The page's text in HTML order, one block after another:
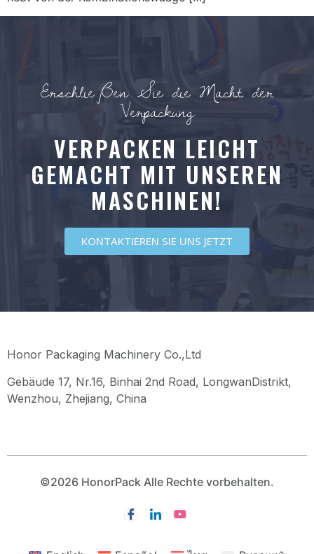
Erschließen Sie die Macht der
Verpackung
VERPACKEN LEICHT
GEMACHT MIT UNSEREN
MASCHINEN!
KONTAKTIEREN SIE UNS JETZT
Honor Packaging Machinery Co.,Ltd
Gebäude 17, Nr.16, Binhai 2nd Road, LongwanDistrikt,
Wenzhou, Zhejiang, China
©2026 HonorPack Alle Rechte vorbehalten.